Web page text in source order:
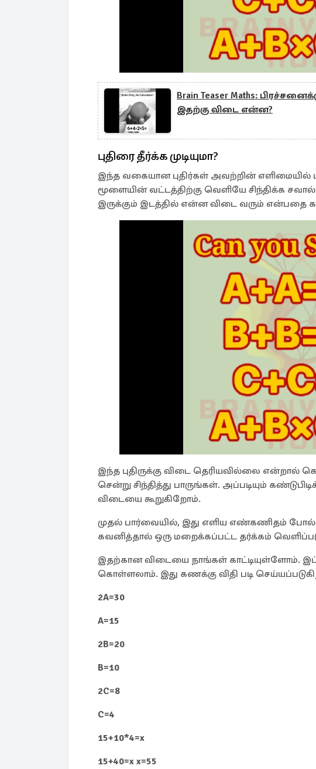
Brain Teaser Maths:
இதற்கு விடை என்ன?
புதிரை தீர்க்க முடியுமா?
இந்த வகையான புதிர்கள் அவற்றின் எளிமையில்
மூளையின் வட்டத்திற்கு வெளியே சிந்திக்க சவால்
இருக்கும் இடத்தில் என்ன விடை வரும் என்பதை
இந்த புதிருக்கு விடை தெரியவில்லை என்றால்
சென்று சிந்தித்து பாருங்கள். அப்படியும்
விடையை கூறுகிறோம்.
முதல் பார்வையில், இது எளிய எண்கணிதம் போல்
கவனித்தால் ஒரு மறைக்கப்பட்ட தர்க்கம்
இதற்கான விடையை நாங்கள் காட்டியுள்ளோம்.
கொள்ளலாம். இது கணக்கு விதி படி
2A=30
A=15
2B=20
B=10
2C=8
C=4
15+10*4=x
15+40=x x=55